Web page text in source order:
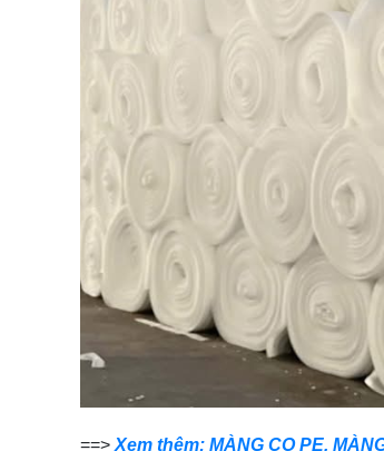
==> Xem thêm: MÀNG CO PE,